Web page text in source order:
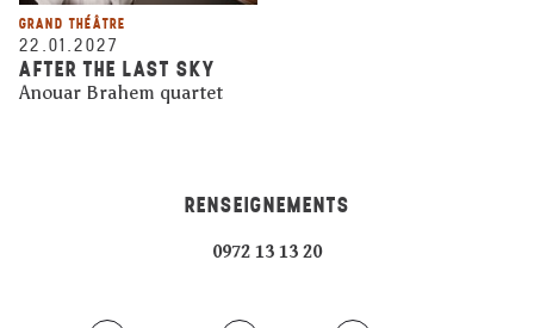
GRAND THÉÂTRE
22.01.2027
AFTER THE LAST SKY
Anouar Brahem quartet
RENSEIGNEMENTS
0972 13 13 20